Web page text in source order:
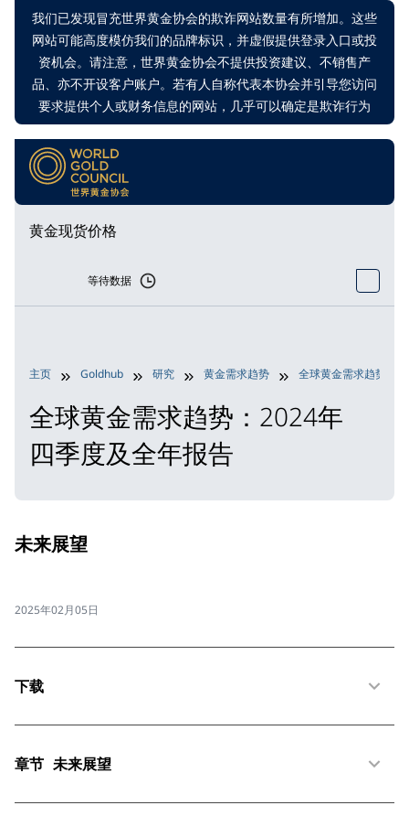
我们已发现冒充世界黄金协会的欺诈网站数量有所增加。这些
网站可能高度模仿我们的品牌标识，并虚假提供登录入口或投
资机会。请注意，世界黄金协会不提供投资建议、不销售产
品、亦不开设客户账户。若有人自称代表本协会并引导您访问
要求提供个人或财务信息的网站，几乎可以确定是欺诈行为
黄金现货价格
等待数据
主页 Goldhub 研究 黄金需求趋势 全球黄金需求趋势：
全球黄金需求趋势：2024年
四季度及全年报告
未来展望
2025年02月05日
下载
章节 未来展望